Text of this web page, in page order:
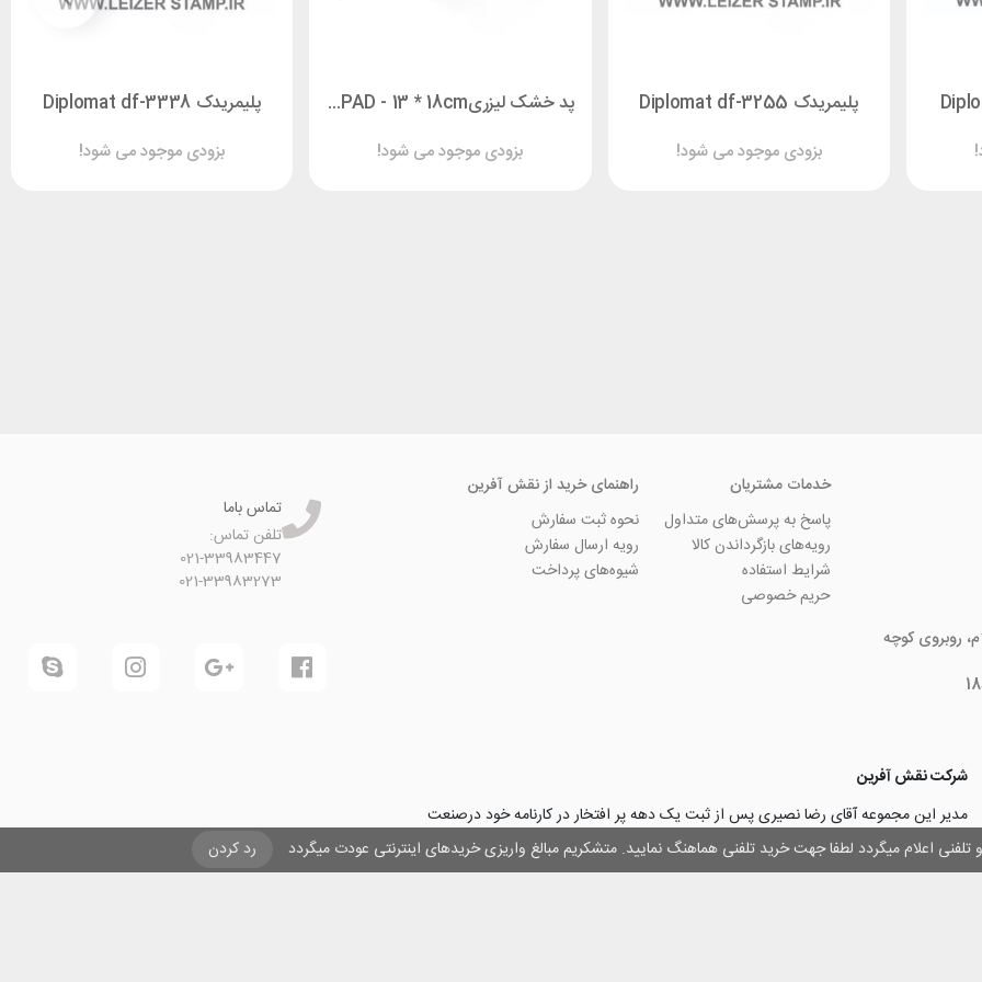
و تلفنی اعلام میگردد لطفا جهت خرید تلفنی هماهنگ نمایید. متشکریم مبالغ واریزی خریدهای اینترنتی عودت میگردد رد کردن
پلیمریدک Diplomat df-3255
بزودی موجود می شود!
پد خشک لیزریINK PAD - 13 * 18cm
بزودی موجود می شود!
پلیمریدک Diplomat df-3338
بزودی موجود می شود!
روبروی کوچه
خدمات مشتریان
پاسخ به پرسش‌های متداول
رویه‌های بازگرداندن کالا
شرایط استفاده
حریم خصوصی
راهنمای خرید از نقش آفرین
نحوه ثبت سفارش
رویه ارسال سفارش
شیوه‌های پرداخت
تماس باما
تلفن تماس:
021-33983447
021-33983273
شرکت نقش آفرین
مدیر این مجموعه آقای رضا نصیری پس از ثبت یک دهه پر افتخار در کارنامه خود درصنعت
چاپ و تبلیغات با تولید مجموعه‌های آسان کارت ۱ -۲ -۳، با کارآفرینی و ایجاد شغل برای حداقل
۳۰۰۰ نفر و دریافت تندیس کار آفرینان برتر، برآن شدند تا با ایجاد نوآوری و تحول در صنعت